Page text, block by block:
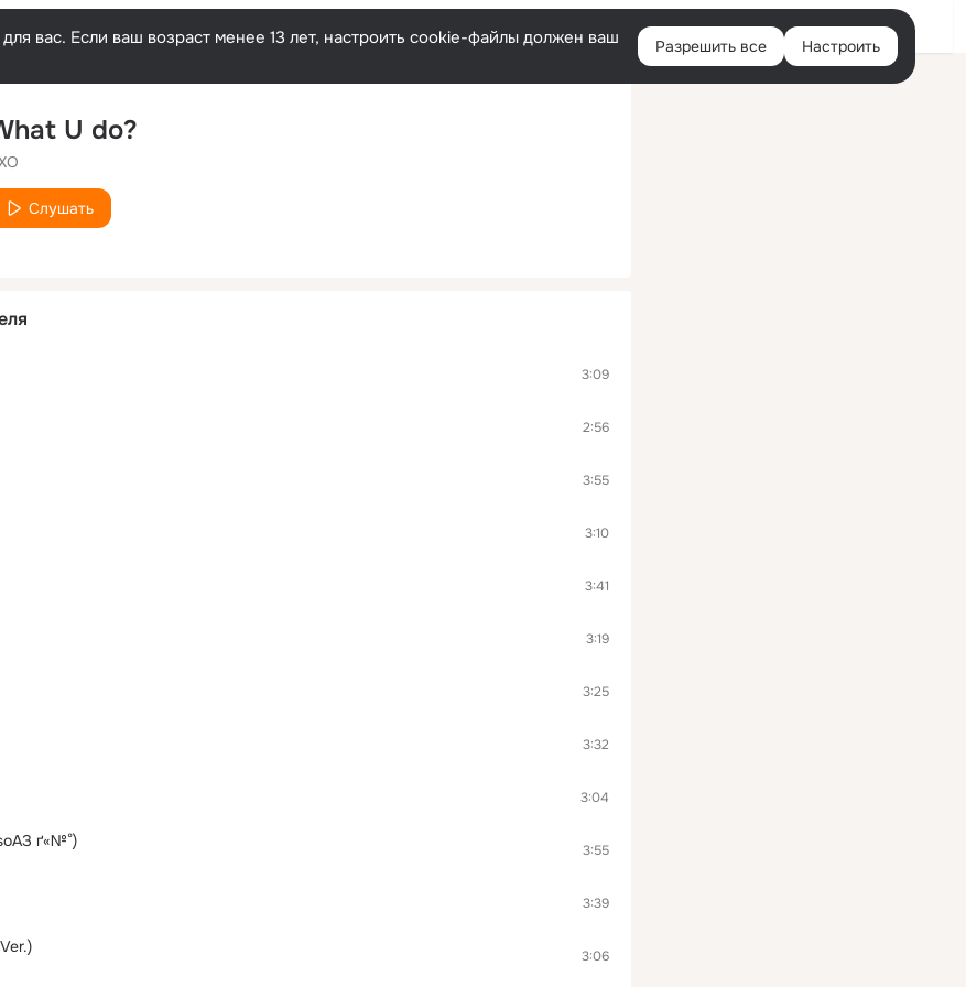
Войти
вас. Если ваш возраст менее 13 лет, настроить cookie-файлы должен ваш
Разрешить все Настроить
U do?
Слушать
3:09
2:56
3:55
3:10
3:41
3:19
3:25
3:32
3:04
ґ«№°) 3:55
3:39
3:06